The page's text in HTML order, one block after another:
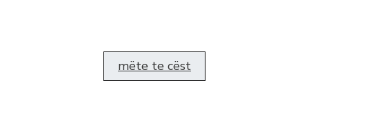
mëte te cëst